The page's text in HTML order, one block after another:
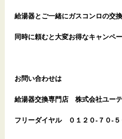
給湯器とご一緒にガスコンロの交
同時に頼むと大変お得なキャンペー
お問い合わせは
給湯器交換専門店 株式会社ユー
フリーダイヤル ０１２０-７０-５